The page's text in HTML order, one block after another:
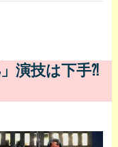
演技は下手⁈